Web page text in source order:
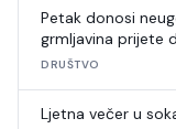
Petak donosi
grmljavina prijete
DRUŠTVO
Ljetna večer u